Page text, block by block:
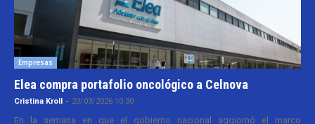
Empresas
Elea compra portafolio oncológico a Celnova
Cristina Kroll - 20/03/2026 10:30
En la semana en que el gobierno nacional aggiornó el marco